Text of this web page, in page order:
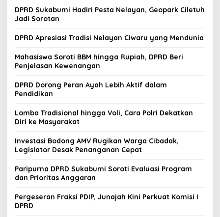
DPRD Sukabumi Hadiri Pesta Nelayan, Geopark Ciletuh
Jadi Sorotan
DPRD Apresiasi Tradisi Nelayan Ciwaru yang Mendunia
Mahasiswa Soroti BBM hingga Rupiah, DPRD Beri
Penjelasan Kewenangan
DPRD Dorong Peran Ayah Lebih Aktif dalam
Pendidikan
Lomba Tradisional hingga Voli, Cara Polri Dekatkan
Diri ke Masyarakat
Investasi Bodong AMV Rugikan Warga Cibadak,
Legislator Desak Penanganan Cepat
Paripurna DPRD Sukabumi Soroti Evaluasi Program
dan Prioritas Anggaran
Pergeseran Fraksi PDIP, Junajah Kini Perkuat Komisi I
DPRD